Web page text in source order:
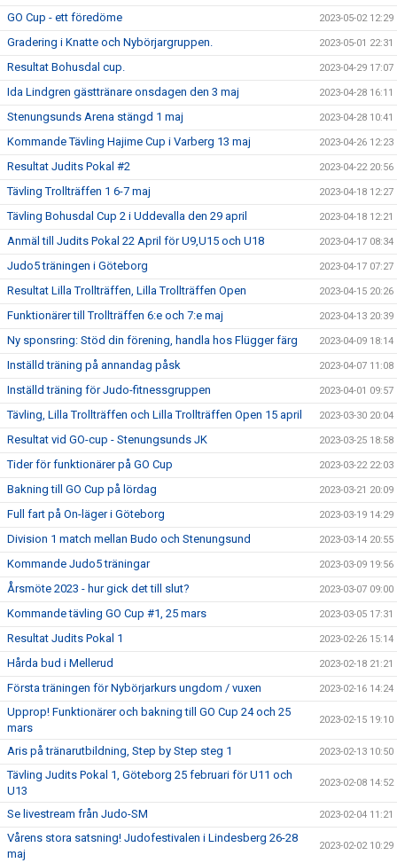
GO Cup - ett föredöme 2023-05-02 12:29
Gradering i Knatte och Nybörjargruppen. 2023-05-01 22:31
Resultat Bohusdal cup. 2023-04-29 17:07
Ida Lindgren gästtränare onsdagen den 3 maj 2023-04-28 16:11
Stenungsunds Arena stängd 1 maj 2023-04-28 10:41
Kommande Tävling Hajime Cup i Varberg 13 maj 2023-04-26 12:23
Resultat Judits Pokal #2 2023-04-22 20:56
Tävling Trollträffen 1 6-7 maj 2023-04-18 12:27
Tävling Bohusdal Cup 2 i Uddevalla den 29 april 2023-04-18 12:21
Anmäl till Judits Pokal 22 April för U9,U15 och U18 2023-04-17 08:34
Judo5 träningen i Göteborg 2023-04-17 07:27
Resultat Lilla Trollträffen, Lilla Trollträffen Open 2023-04-15 20:26
Funktionärer till Trollträffen 6:e och 7:e maj 2023-04-13 20:39
Ny sponsring: Stöd din förening, handla hos Flügger färg 2023-04-09 18:14
Inställd träning på annandag påsk 2023-04-07 11:08
Inställd träning för Judo-fitnessgruppen 2023-04-01 09:57
Tävling, Lilla Trollträffen och Lilla Trollträffen Open 15 april 2023-03-30 20:04
Resultat vid GO-cup - Stenungsunds JK 2023-03-25 18:58
Tider för funktionärer på GO Cup 2023-03-22 22:03
Bakning till GO Cup på lördag 2023-03-21 20:09
Full fart på On-läger i Göteborg 2023-03-19 14:29
Division 1 match mellan Budo och Stenungsund 2023-03-14 20:55
Kommande Judo5 träningar 2023-03-09 19:56
Årsmöte 2023 - hur gick det till slut? 2023-03-07 09:00
Kommande tävling GO Cup #1, 25 mars 2023-03-05 17:31
Resultat Judits Pokal 1 2023-02-26 15:14
Hårda bud i Mellerud 2023-02-18 21:21
Första träningen för Nybörjarkurs ungdom / vuxen 2023-02-16 14:24
Upprop! Funktionärer och bakning till GO Cup 24 och 25
mars
2023-02-15 19:10
Aris på tränarutbildning, Step by Step steg 1 2023-02-13 10:50
Tävling Judits Pokal 1, Göteborg 25 februari för U11 och
U13
2023-02-08 14:52
Se livestream från Judo-SM 2023-02-04 11:21
Vårens stora satsning! Judofestivalen i Lindesberg 26-28
maj
2023-02-02 10:29